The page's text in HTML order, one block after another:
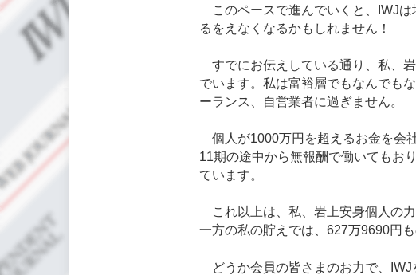
このペースで進んでいくと、IWJは
るをえなくなるかもしれません！
すでにお伝えしている通り、私、
でいます。私は富裕層でもなんでも
ーランス、自営業者に過ぎません。
個人が1000万円を超えるお金を会
11期の途中から無報酬で働いてもお
ています。
これ以上は、私、岩上安身個人の
一方の私の貯えでは、627万9690円
どうか会員の皆さまのお力で、IWJ